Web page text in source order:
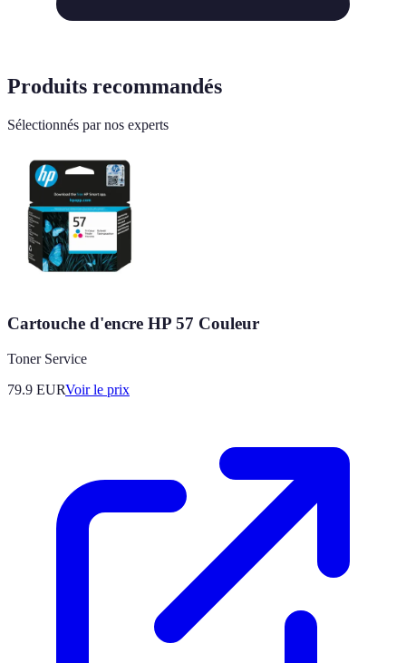
Produits recommandés
Sélectionnés par nos experts
Cartouche d'encre HP 57 Couleur
Toner Service
79.9 EURVoir le prix